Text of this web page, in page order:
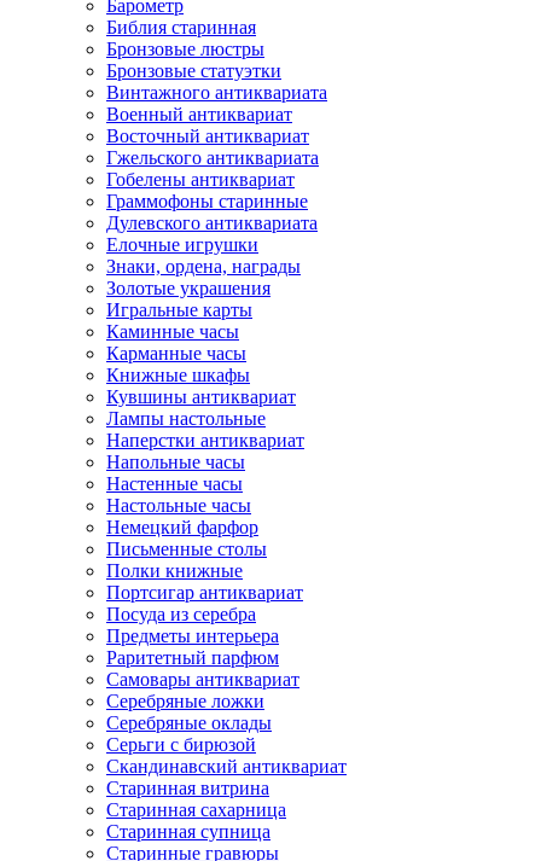
Барометр
Библия старинная
Бронзовые люстры
Бронзовые статуэтки
Винтажного антиквариата
Военный антиквариат
Восточный антиквариат
Гжельского антиквариата
Гобелены антиквариат
Граммофоны старинные
Дулевского антиквариата
Елочные игрушки
Знаки, ордена, награды
Золотые украшения
Игральные карты
Каминные часы
Карманные часы
Книжные шкафы
Кувшины антиквариат
Лампы настольные
Наперстки антиквариат
Напольные часы
Настенные часы
Настольные часы
Немецкий фарфор
Письменные столы
Полки книжные
Портсигар антиквариат
Посуда из серебра
Предметы интерьера
Раритетный парфюм
Самовары антиквариат
Серебряные ложки
Серебряные оклады
Серьги с бирюзой
Скандинавский антиквариат
Старинная витрина
Старинная сахарница
Старинная супница
Старинные гравюры